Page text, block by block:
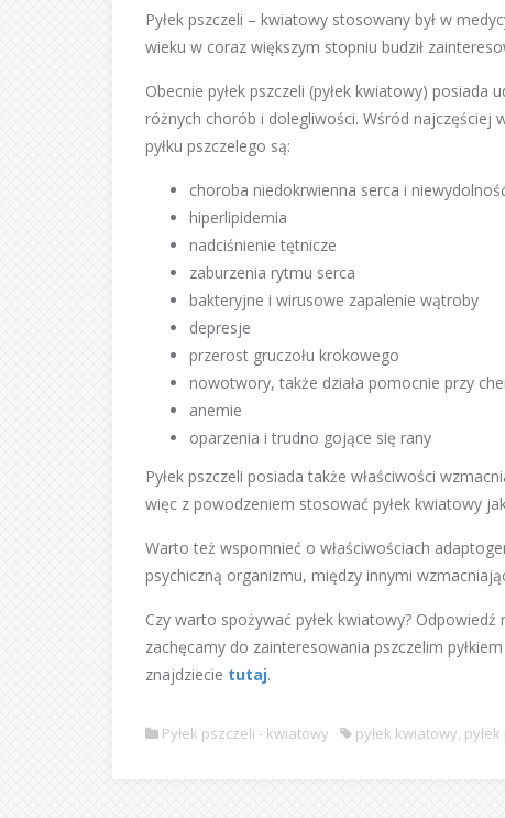
Pyłek pszczeli – kwiatowy stosowany był w
wieku w coraz większym stopniu budził
Obecnie pyłek pszczeli (pyłek kwiatowy)
różnych chorób i dolegliwości. Wśród
pyłku pszczelego są:
choroba niedokrwienna serca i
hiperlipidemia
nadciśnienie tętnicze
zaburzenia rytmu serca
bakteryjne i wirusowe zapalenie wątroby
depresje
przerost gruczołu krokowego
nowotwory, także działa pomocnie przy
anemie
oparzenia i trudno gojące się rany
Pyłek pszczeli posiada także właściwości
więc z powodzeniem stosować pyłek kwiatowy
Warto też wspomnieć o właściwościach
psychiczną organizmu, między innymi
Czy warto spożywać pyłek kwiatowy?
zachęcamy do zainteresowania pszczelim
znajdziecie tutaj.
Pyłek pszczeli - kwiatowy pyłek kwiatowy,